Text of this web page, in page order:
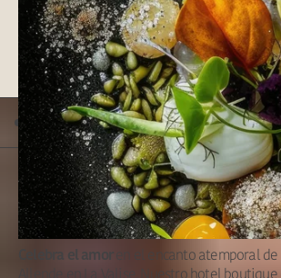
CONTACTA A NUESTRO CONCIERGE
EXPERIENCIAS ÚNICAS DISPONIBLES
NUESTROS DESTINOS.
BODAS Y EVENTOS
Íntimo eInolvidable
Celebra el amoren el encanto atemporal de